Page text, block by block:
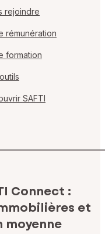
rejoindre
rémunération
formation
SAFTI
Connect :
et
moyenne